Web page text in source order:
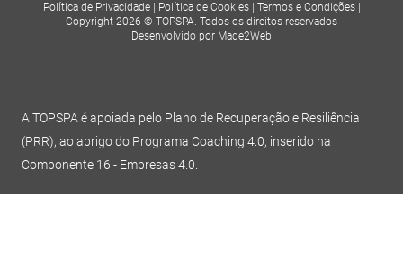
Política de Privacidade Política de Cookies Termos e Condições
Copyright 2026 © TOPSPA. Todos os direitos reservados
Desenvolvido por Made2Web
A TOPSPA é apoiada pelo Plano de Recuperação e Resiliência
(PRR), ao abrigo do Programa Coaching 4.0, inserido na
Componente 16 - Empresas 4.0.